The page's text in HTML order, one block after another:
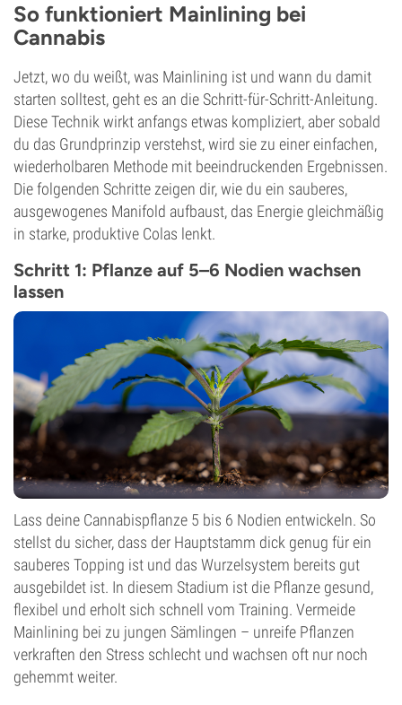
So funktioniert Mainlining bei
Cannabis
Jetzt, wo du weißt, was Mainlining ist und wann du damit
starten solltest, geht es an die Schritt-für-Schritt-Anleitung.
Diese Technik wirkt anfangs etwas kompliziert, aber sobald
du das Grundprinzip verstehst, wird sie zu einer einfachen,
wiederholbaren Methode mit beeindruckenden Ergebnissen.
Die folgenden Schritte zeigen dir, wie du ein sauberes,
ausgewogenes Manifold aufbaust, das Energie gleichmäßig
in starke, produktive Colas lenkt.
Schritt 1: Pflanze auf 5–6 Nodien wachsen
lassen
Lass deine Cannabispflanze 5 bis 6 Nodien entwickeln. So
stellst du sicher, dass der Hauptstamm dick genug für ein
sauberes Topping ist und das Wurzelsystem bereits gut
ausgebildet ist. In diesem Stadium ist die Pflanze gesund,
flexibel und erholt sich schnell vom Training. Vermeide
Mainlining bei zu jungen Sämlingen – unreife Pflanzen
verkraften den Stress schlecht und wachsen oft nur noch
gehemmt weiter.